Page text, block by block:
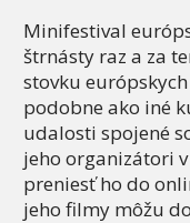
Minifestival
štrnásty raz a za
stovku
podobne ako iné
udalosti spojené
jeho organizátori
preniesť ho do
jeho filmy môžu